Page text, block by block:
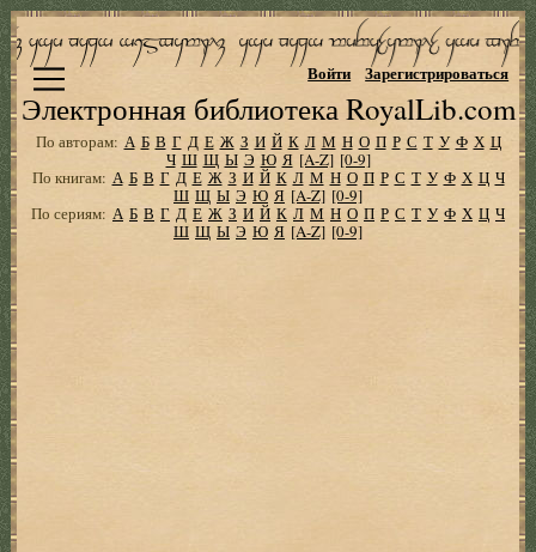
Электронная библиотека RoyalLib.com
Войти Зарегистрироваться
По авторам: А Б В Г Д Е Ж З И Й К Л М Н О П Р С Т У Ф Х Ц
Ч Ш Щ Ы Э Ю Я [A-Z] [0-9]
По книгам: А Б В Г Д Е Ж З И Й К Л М Н О П Р С Т У Ф Х Ц Ч
Ш Щ Ы Э Ю Я [A-Z] [0-9]
По сериям: А Б В Г Д Е Ж З И Й К Л М Н О П Р С Т У Ф Х Ц Ч
Ш Щ Ы Э Ю Я [A-Z] [0-9]